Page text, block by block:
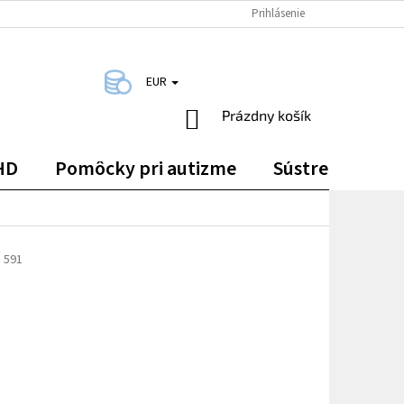
Prihlásenie
EUR
NÁKUPNÝ
Prázdny košík
Pomôcky pri autizme Sústredenie
591